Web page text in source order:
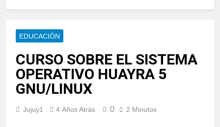
EDUCACIÓN
CURSO SOBRE EL SISTEMA
OPERATIVO HUAYRA 5
GNU/LINUX
Jujuy1 4 Años Atrás 0 2 Minutos